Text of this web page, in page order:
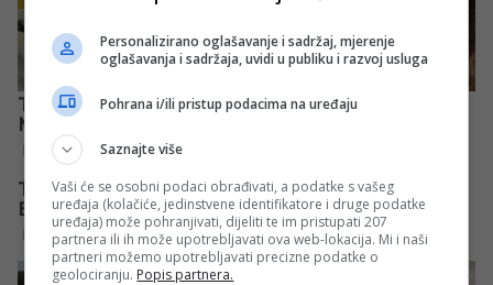
Personalizirano oglašavanje i sadržaj, mjerenje
oglašavanja i sadržaja, uvidi u publiku i razvoj usluga
Pohrana i/ili pristup podacima na uređaju
Saznajte više
Vaši će se osobni podaci obrađivati, a podatke s vašeg
uređaja (kolačiće, jedinstvene identifikatore i druge podatke
uređaja) može pohranjivati, dijeliti te im pristupati 207
partnera ili ih može upotrebljavati ova web-lokacija. Mi i naši
partneri možemo upotrebljavati precizne podatke o
geolociranju. Popis partnera.